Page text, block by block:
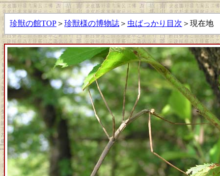
珍獣の館TOP ＞ 珍獣様の博物誌 ＞ 虫ばっかり目次 ＞現在地